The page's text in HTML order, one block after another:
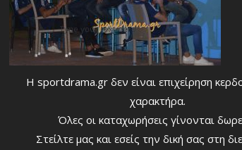
Η sportdrama.gr δεν είναι επιχείρηση
χαρακτήρα.
Όλες οι καταχωρήσεις γίνονται
Στείλτε μας και εσείς την δική σας στη